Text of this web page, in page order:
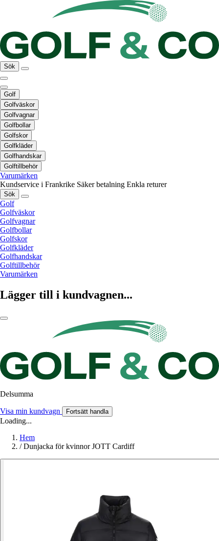
Sök
Golf
Golfväskor
Golfvagnar
Golfbollar
Golfskor
Golfkläder
Golfhandskar
Golftillbehör
Varumärken
Kundservice i Frankrike Säker betalning Enkla returer
Sök
Golf
Golfväskor
Golfvagnar
Golfbollar
Golfskor
Golfkläder
Golfhandskar
Golftillbehör
Varumärken
Lägger till i kundvagnen...
Delsumma
Visa min kundvagn Fortsätt handla
Loading...
Hem
/ Dunjacka för kvinnor JOTT Cardiff